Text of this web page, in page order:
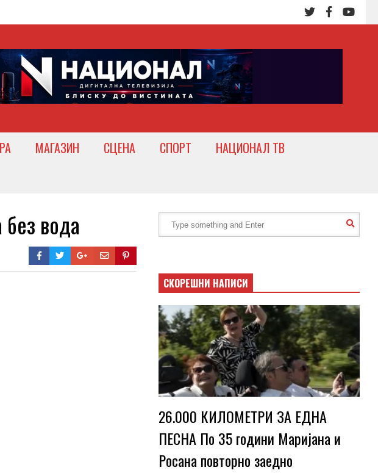
МАГАЗИН СЦЕНА СПОРТ
НАЦИОНАЛ ТВ
вода
СКОРЕШНИ НАПИСИ
26.000 КИЛОМЕТРИ ЗА ЕДНА
ПЕСНА По 35 години Маријана и
Росана повторно заедно